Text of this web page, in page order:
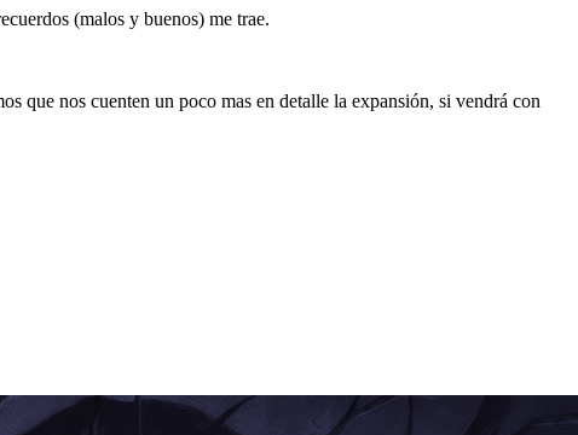
(malos y buenos) me trae.
que nos cuenten un poco mas en detalle la expansión, si vendrá con